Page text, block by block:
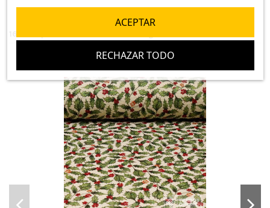
RECHAZAR TODO
ACEPTAR